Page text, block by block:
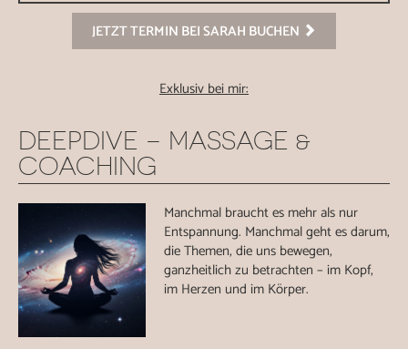
JETZT TERMIN BEI SARAH BUCHEN
Exklusiv bei mir:
DEEPDIVE – MASSAGE &
COACHING
Manchmal braucht es mehr als nur
Entspannung. Manchmal geht es darum,
die Themen, die uns bewegen,
ganzheitlich zu betrachten – im Kopf,
im Herzen und im Körper.